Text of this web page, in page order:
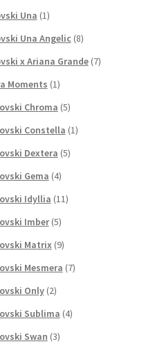
Una (1)
Una Angelic (8)
x Ariana Grande (7)
Moments (1)
Chroma (5)
Constella (1)
Dextera (5)
Gema (4)
Idyllia (11)
Imber (5)
Matrix (9)
Mesmera (7)
Only (2)
Sublima (4)
Swan (3)